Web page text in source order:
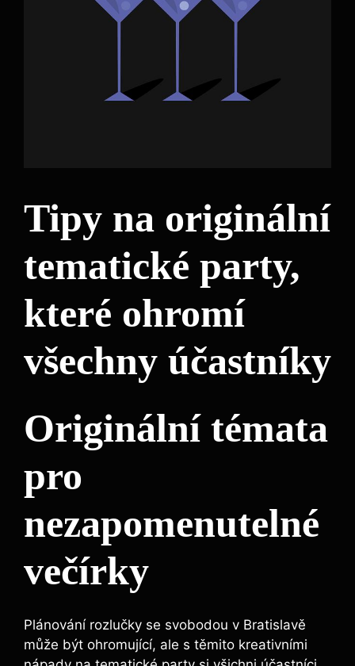
Tipy na originální
tematické party,
které ohromí
všechny účastníky
Originální témata
pro
nezapomenutelné
večírky
Plánování rozlučky se svobodou v Bratislavě
může být ohromující, ale s těmito kreativními